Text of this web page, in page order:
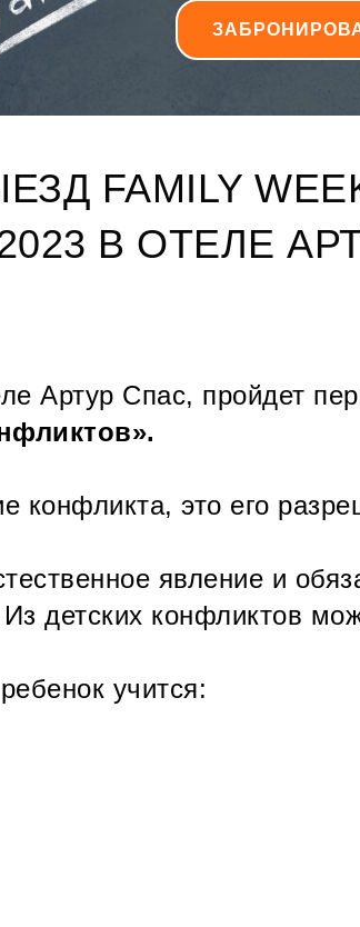
FAMILY
В ОТЕЛЕ
Артур Спас, пройдет
конфликта, это его
явление и
Из детских конфликтов
учится: